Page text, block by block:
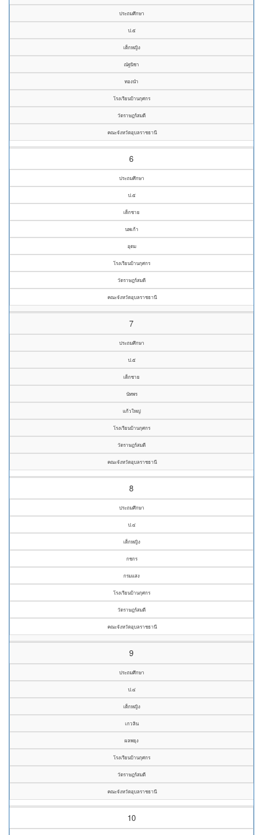
ประถมศึกษา
ป.๕
เด็กหญิง
ณัฐนิชา
ทองนำ
โรงเรียนบ้านกุศกร
วัดราษฎร์สมดี
คณะจังหวัดอุบลราชธานี
6
ประถมศึกษา
ป.๕
เด็กชาย
นพเก้า
อุดม
โรงเรียนบ้านกุศกร
วัดราษฎร์สมดี
คณะจังหวัดอุบลราชธานี
7
ประถมศึกษา
ป.๕
เด็กชาย
นัทพร
แก้วใหญ่
โรงเรียนบ้านกุศกร
วัดราษฎร์สมดี
คณะจังหวัดอุบลราชธานี
8
ประถมศึกษา
ป.๔
เด็กหญิง
กชกร
กรมแสง
โรงเรียนบ้านกุศกร
วัดราษฎร์สมดี
คณะจังหวัดอุบลราชธานี
9
ประถมศึกษา
ป.๔
เด็กหญิง
เกวลิน
ผลพยุง
โรงเรียนบ้านกุศกร
วัดราษฎร์สมดี
คณะจังหวัดอุบลราชธานี
10